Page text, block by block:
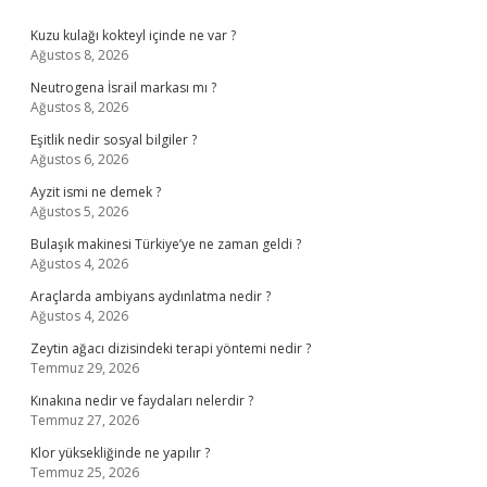
Kuzu kulağı kokteyl içinde ne var ?
Ağustos 8, 2026
Neutrogena İsrail markası mı ?
Ağustos 8, 2026
Eşitlik nedir sosyal bilgiler ?
Ağustos 6, 2026
Ayzit ismi ne demek ?
Ağustos 5, 2026
Bulaşık makinesi Türkiye’ye ne zaman geldi ?
Ağustos 4, 2026
Araçlarda ambiyans aydınlatma nedir ?
Ağustos 4, 2026
Zeytin ağacı dizisindeki terapi yöntemi nedir ?
Temmuz 29, 2026
Kınakına nedir ve faydaları nelerdir ?
Temmuz 27, 2026
Klor yüksekliğinde ne yapılır ?
Temmuz 25, 2026